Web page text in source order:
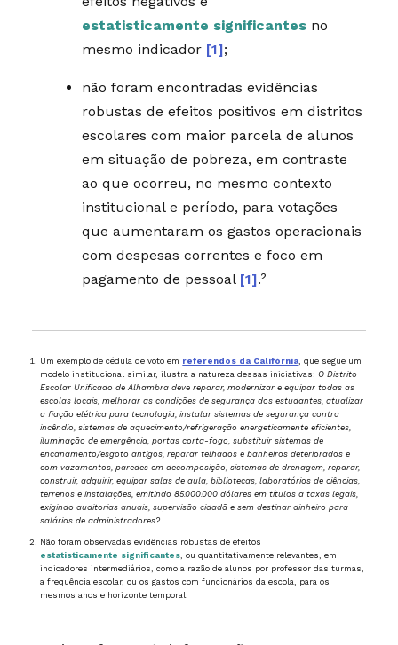
estatisticamente significantesno
mesmo indicador [1];
não foram encontradas evidências
robustas de efeitos positivos em distritos
escolares com maior parcela de alunos
em situação de pobreza, em contraste
ao que ocorreu, no mesmo contexto
institucional e período, para votações
que aumentaram os gastos operacionais
com despesas correntes e foco em
pagamento de pessoal [1].²
Um exemplo de cédula de voto em referendos da Califórnia , que segue um
modelo institucional similar, ilustra a natureza dessas iniciativas:O Distrito
Escolar Unificado de Alhambra deve reparar, modernizar e equipar todas as
escolas locais, melhorar as condições de segurança dos estudantes, atualizar
a fiação elétrica para tecnologia, instalar sistemas de segurança contra
incêndio, sistemas de aquecimento/refrigeração energeticamente eficientes,
iluminação de emergência, portas corta-fogo, substituir sistemas de
encanamento/esgoto antigos, reparar telhados e banheiros deteriorados e
com vazamentos, paredes em decomposição, sistemas de drenagem, reparar,
construir, adquirir, equipar salas de aula, bibliotecas, laboratórios de ciências,
terrenos e instalações, emitindo 85.000.000 dólares em títulos a taxas legais,
exigindo auditorias anuais, supervisão cidadã e sem destinar dinheiro para
salários de administradores?
Não foram observadas evidências robustas de efeitos
estatisticamente significantes , ou quantitativamente relevantes, em
indicadores intermediários, como a razão de alunos por professor das turmas,
a frequência escolar, ou os gastos com funcionários da escola, para os
mesmos anos e horizonte temporal.